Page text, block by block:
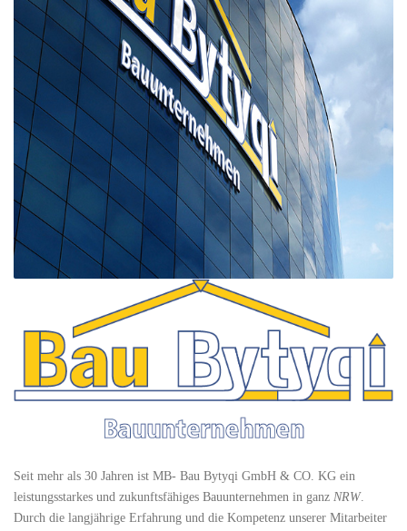
Seit mehr als 30 Jahren ist MB- Bau Bytyqi GmbH & CO. KG ein
leistungsstarkes und zukunftsfähiges Bauunternehmen in ganz NRW.
Durch die langjährige Erfahrung und die Kompetenz unserer Mitarbeiter